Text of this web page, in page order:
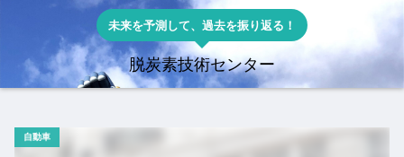
未来を予測して、過去を振り返る！
脱炭素技術センター
自動車